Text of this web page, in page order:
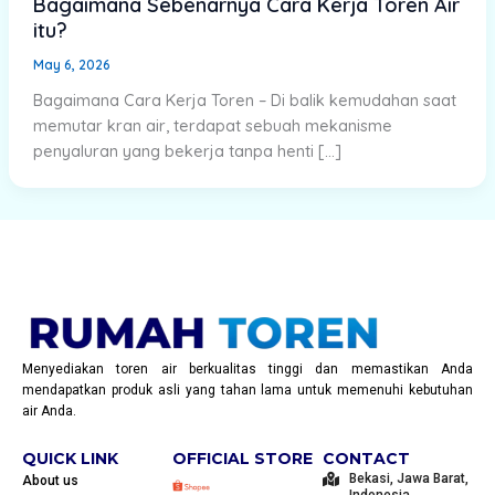
itu?
May 6, 2026
Bagaimana Cara Kerja Toren – Di balik kemudahan saat
memutar kran air, terdapat sebuah mekanisme
penyaluran yang bekerja tanpa henti […]
Menyediakan toren air berkualitas tinggi dan memastikan Anda
mendapatkan produk asli yang tahan lama untuk memenuhi kebutuhan
air Anda.
QUICK LINK
About us
OFFICIAL STORE CONTACT
Bekasi, Jawa Barat,